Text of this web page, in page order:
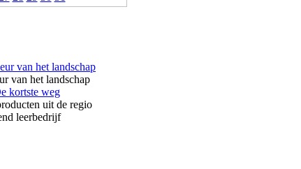
van het landschap
uit de regio
leerbedrijf